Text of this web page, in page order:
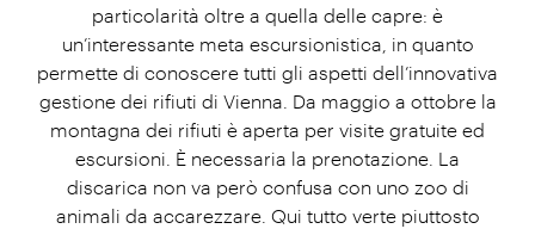
particolarità oltre a quella delle capre: è
un’interessante meta escursionistica, in quanto
permette di conoscere tutti gli aspetti dell’innovativa
gestione dei rifiuti di Vienna. Da maggio a ottobre la
montagna dei rifiuti è aperta per visite gratuite ed
escursioni. È necessaria la prenotazione. La
discarica non va però confusa con uno zoo di
animali da accarezzare. Qui tutto verte piuttosto